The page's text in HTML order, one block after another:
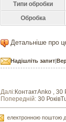
Типи обробки
Обробка
Детальніше про
Надішліть запит|
Далі:КонтактAnko ,
Попередній: 30
електронною поштою